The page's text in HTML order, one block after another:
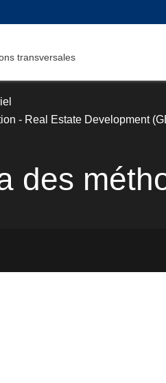
transversales
- Real Estate Development
des